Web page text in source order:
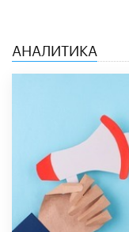
АНАЛИТИКА